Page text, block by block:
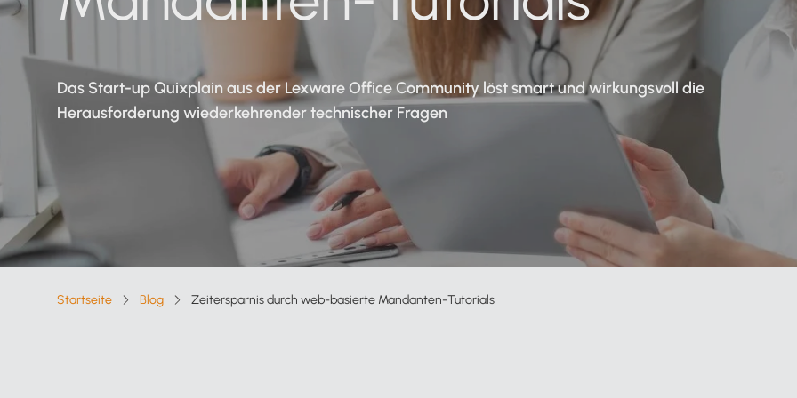
Verfahrensdokumentation
Alle Funktionen für Steuerberater
Zahlungsverkehr
Alle Funktionen für Mandanten
Lexware Office nach Mandantentypen
Selbstbucher
Lexware Office für
Kanzleisoftware
Kostenloser Support
Online arbeiten
Alle Vorteile auf einen Blick
Partnernetzwerk
Podcast
Zur Service-Übersicht
Das Start-up Quixplain aus der Lexware Office Community löst smart und wirkungsvoll die
Herausforderung wiederkehrender technischer Fragen
Breadcrumb-Navigation
Startseite Blog Zeitersparnis durch web-basierte Mandanten-Tutorials